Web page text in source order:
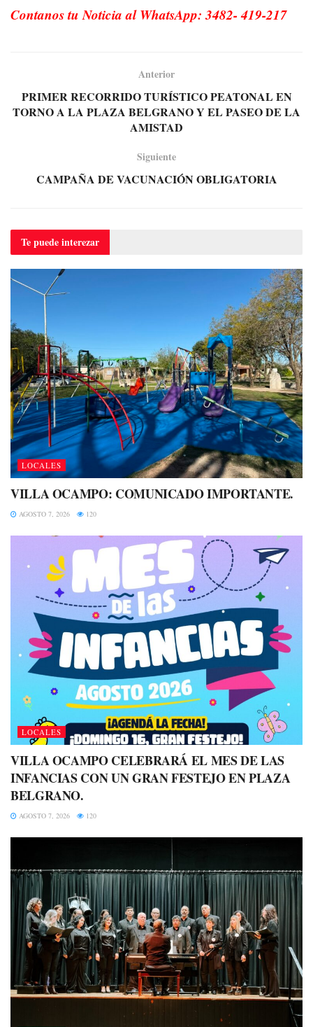
Contanos tu Noticia al WhatsApp: 3482- 419-217
Anterior
PRIMER RECORRIDO TURÍSTICO PEATONAL EN
TORNO A LA PLAZA BELGRANO Y EL PASEO DE LA
AMISTAD
Siguiente
CAMPAÑA DE VACUNACIÓN OBLIGATORIA
Te puedeinterezar
LOCALES
VILLA OCAMPO: COMUNICADO IMPORTANTE.
AGOSTO 7, 2026 120
LOCALES
VILLA OCAMPO CELEBRARÁ EL MES DE LAS
INFANCIAS CON UN GRAN FESTEJO EN PLAZA
BELGRANO.
AGOSTO 7, 2026 120